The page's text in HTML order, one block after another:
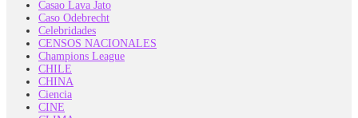
Casao Lava Jato
Caso Odebrecht
Celebridades
CENSOS NACIONALES
Champions League
CHILE
CHINA
Ciencia
CINE